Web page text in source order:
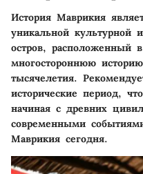
История Маврикия
уникальной культурной
остров, расположенный
многостороннюю
тысячелетия.
исторические период,
начиная с древних
современными
Маврикия сегодня.